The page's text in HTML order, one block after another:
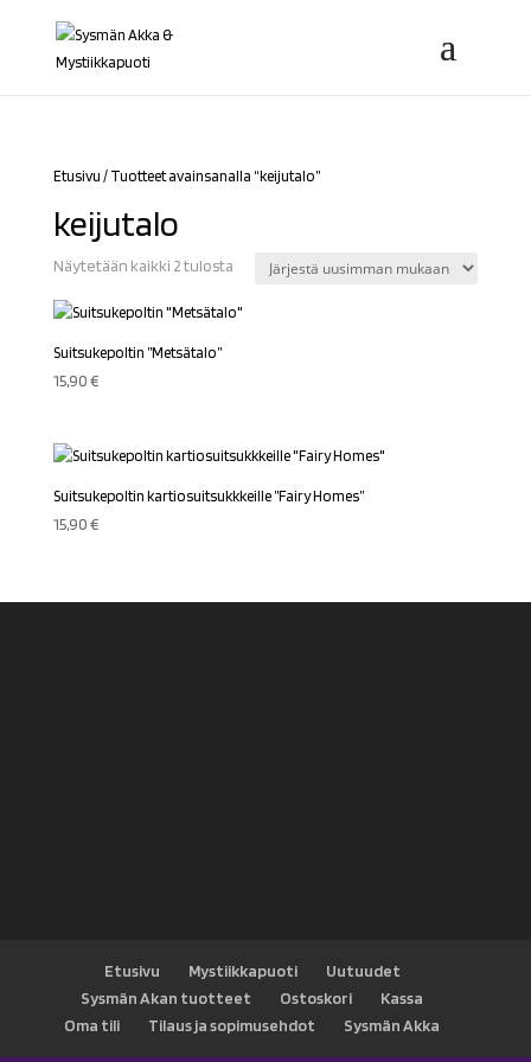
Etusivu / Tuotteet avainsanalla “keijutalo”
keijutalo
Näytetään kaikki 2 tulostaSorted
latest
Suitsukepoltin ”Metsätalo”
15,90€
Suitsukepoltin kartiosuitsukkkeille ”Fairy Homes”
15,90€
Etusivu Mystiikkapuoti
Uutuudet
Sysmän Akan tuotteet
Ostoskori
Kassa
Oma tili
Tilaus ja sopimusehdot Sysmän Akka